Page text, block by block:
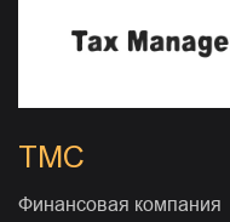
TMC
Финансовая компания